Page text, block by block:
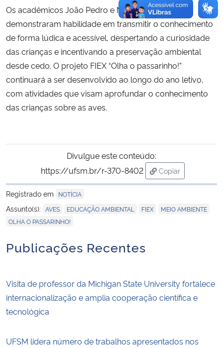
Os acadêmicos João Pedro e Maria Eduarda
demonstraram habilidade em transmitir o conhecimento
de forma lúdica e acessível, despertando a curiosidade
das crianças e incentivando a preservação ambiental
desde cedo. O projeto FIEX “Olha o passarinho!”
continuará a ser desenvolvido ao longo do ano letivo,
com atividades que visam aprofundar o conhecimento
das crianças sobre as aves.
Divulgue este conteúdo:
https://ufsm.br/r-370-8402
Copiar
para área de
Registrado em
NOTÍCIA
Assunto(s): AVES EDUCAÇÃO AMBIENTAL FIEX MEIO AMBIENTE
OLHA O PASSARINHO!
Publicações Recentes
Visita de professor da Michigan State University fortalece
internacionalização e amplia cooperação científica e
tecnológica
UFSM lidera número de trabalhos apresentados nos